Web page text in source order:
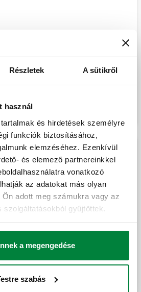
Részletek A sütikről
használ
és hirdetések személyre
funkciók biztosításához,
elemzéséhez. Ezenkívül
és elemező partnereinkkel
vonatkozó
az adatokat más olyan
adott meg számukra vagy az
szolgáltatásokból gyűjtöttek.
a megengedése
szabás
elektromos működtető elem.
Kibontás
szerkezet (helyre
állítómű. Nyitottsági
Beszerelés gyorszárral,
adapterrel.
csíptetős adapterrel.